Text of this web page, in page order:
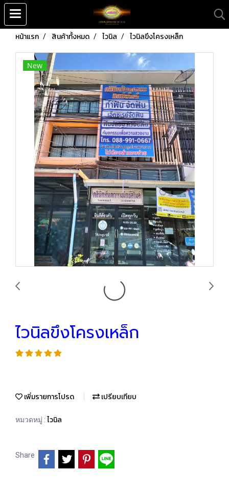
หน้าแรก สินค้าทั้งหมด ไวนิล ไวนิลขึงโครงเหล็ก
New
ไวนิลขึงโครงเหล็ก
เพิ่มรายการโปรด เปรียบเทียบ
หมวดหมู่ : ไวนิล
Share